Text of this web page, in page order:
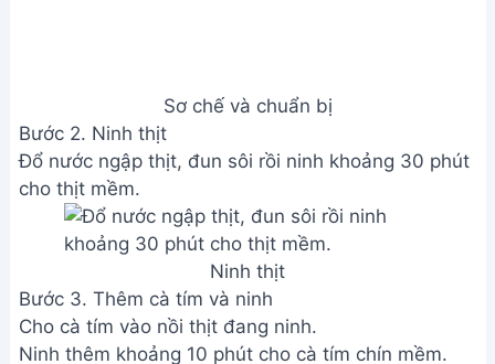
Sơ chế và chuẩn bị
Bước 2. Ninh thịt
Đổ nước ngập thịt, đun sôi rồi ninh khoảng 30 phút
cho thịt mềm.
Ninh thịt
Bước 3. Thêm cà tím và ninh
Cho cà tím vào nồi thịt đang ninh.
Ninh thêm khoảng 10 phút cho cà tím chín mềm.